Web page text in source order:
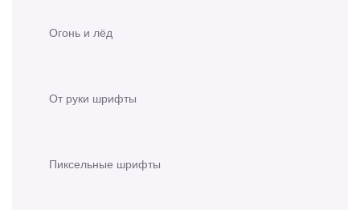
Огонь и лёд
От руки шрифты
Пиксельные шрифты